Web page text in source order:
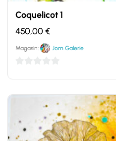
Coquelicot 1
450,00€
Magasin: Jom Galerie